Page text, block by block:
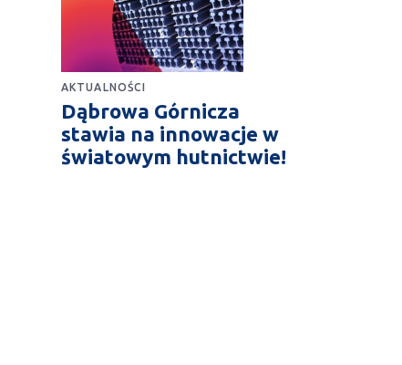
AKTUALNOŚCI
Dąbrowa Górnicza
stawia na innowacje w
światowym hutnictwie!